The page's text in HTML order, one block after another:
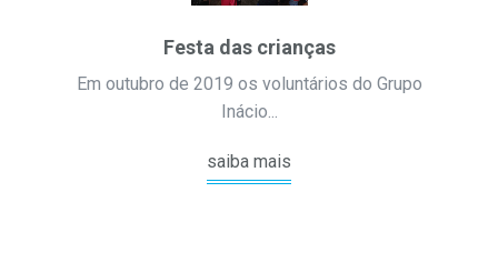
Festa das crianças
Em outubro de 2019 os voluntários do Grupo
Inácio...
saiba mais